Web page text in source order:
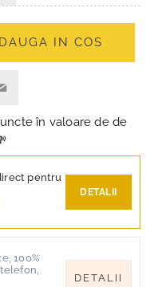
IN COS
în valoare de de
pentru
DETALII
100%
DETALII